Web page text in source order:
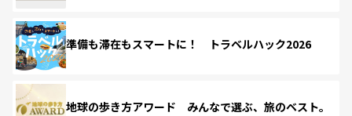
準備も滞在もスマートに！ トラベルハック2026
地球の歩き方アワード みんなで選ぶ、旅のベスト。